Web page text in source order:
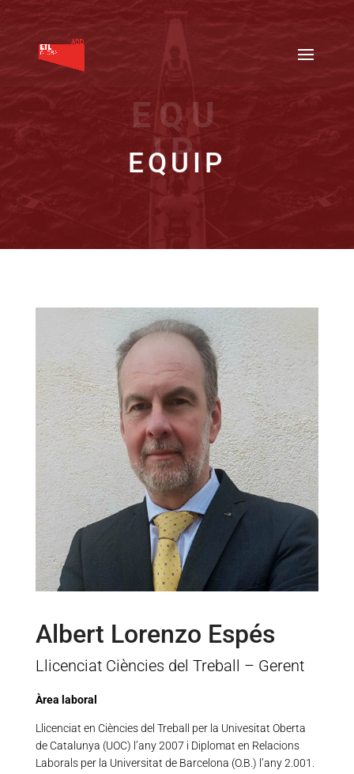
EQUIP
EQU
IP
Albert Lorenzo Espés
Llicenciat Ciències del Treball – Gerent
Àrea laboral
Llicenciat en Ciències del Treball per la Univesitat Oberta
de Catalunya (UOC) l’any 2007 i Diplomat en Relacions
Laborals per la Universitat de Barcelona (O.B.) l’any 2.001.